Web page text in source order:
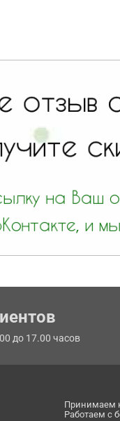
до 17.00 часов
Принимаем
Работаем с